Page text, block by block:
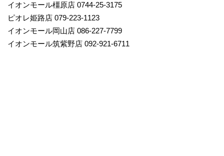
イオンモール橿原店 0744-25-3175
ピオレ姫路店 079-223-1123
イオンモール岡山店 086-227-7799
イオンモール筑紫野店 092-921-6711